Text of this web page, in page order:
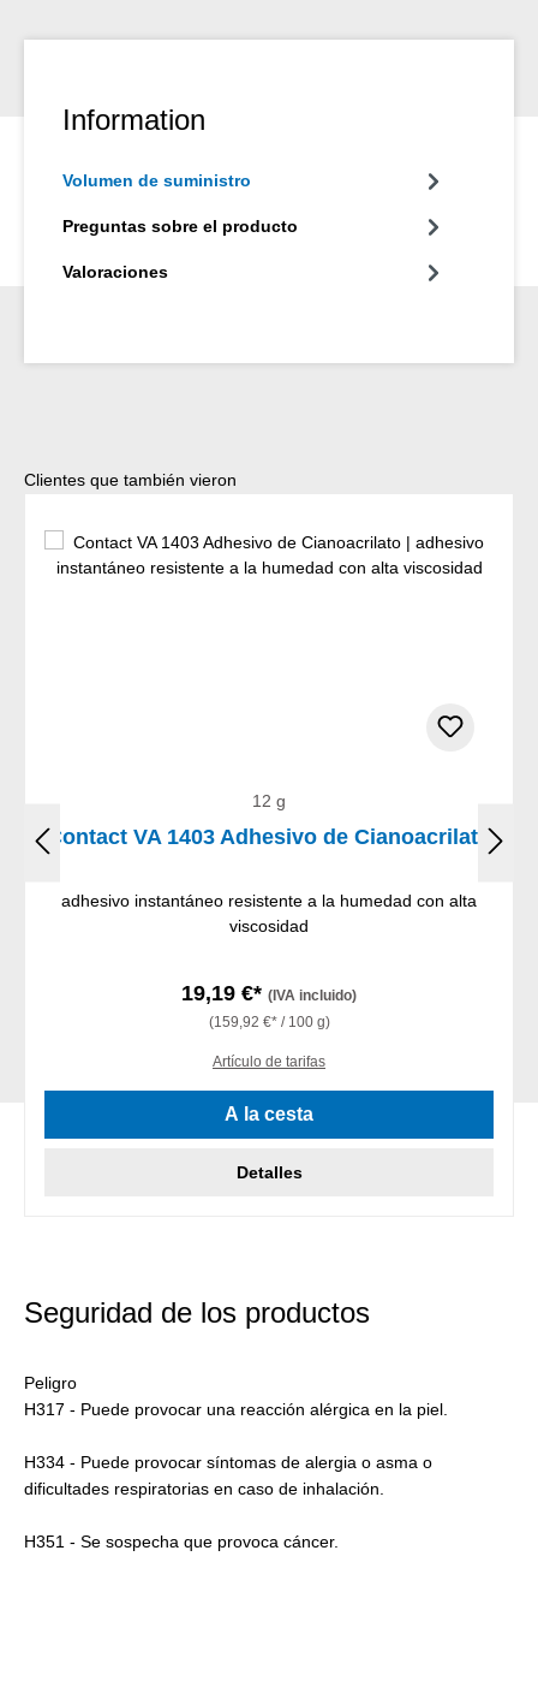
Information
Volumen de suministro
Preguntas sobre el producto
Valoraciones
Omitir la galería de productos
Clientes que también vieron
12 g
Contact VA 1403 Adhesivo de Cianoacrilato
adhesivo instantáneo resistente a la humedad con alta
viscosidad
19,19 €* (IVA incluido)
(159,92 €* / 100 g)
Artículo de tarifas
A la cesta
Detalles
Seguridad de los productos
Peligro
H317 - Puede provocar una reacción alérgica en la piel.
H334 - Puede provocar síntomas de alergia o asma o
dificultades respiratorias en caso de inhalación.
H351 - Se sospecha que provoca cáncer.